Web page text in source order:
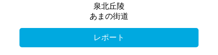
泉北丘陵
あまの街道
レポート